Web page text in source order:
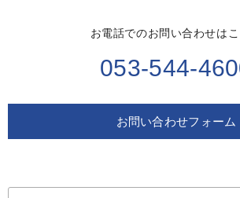
お電話でのお問い合わせは
053-544-
お問い合わせフォーム